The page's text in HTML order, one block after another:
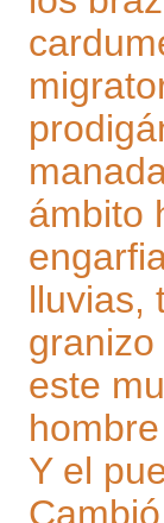
ámbito
lluvias,
este
Y el